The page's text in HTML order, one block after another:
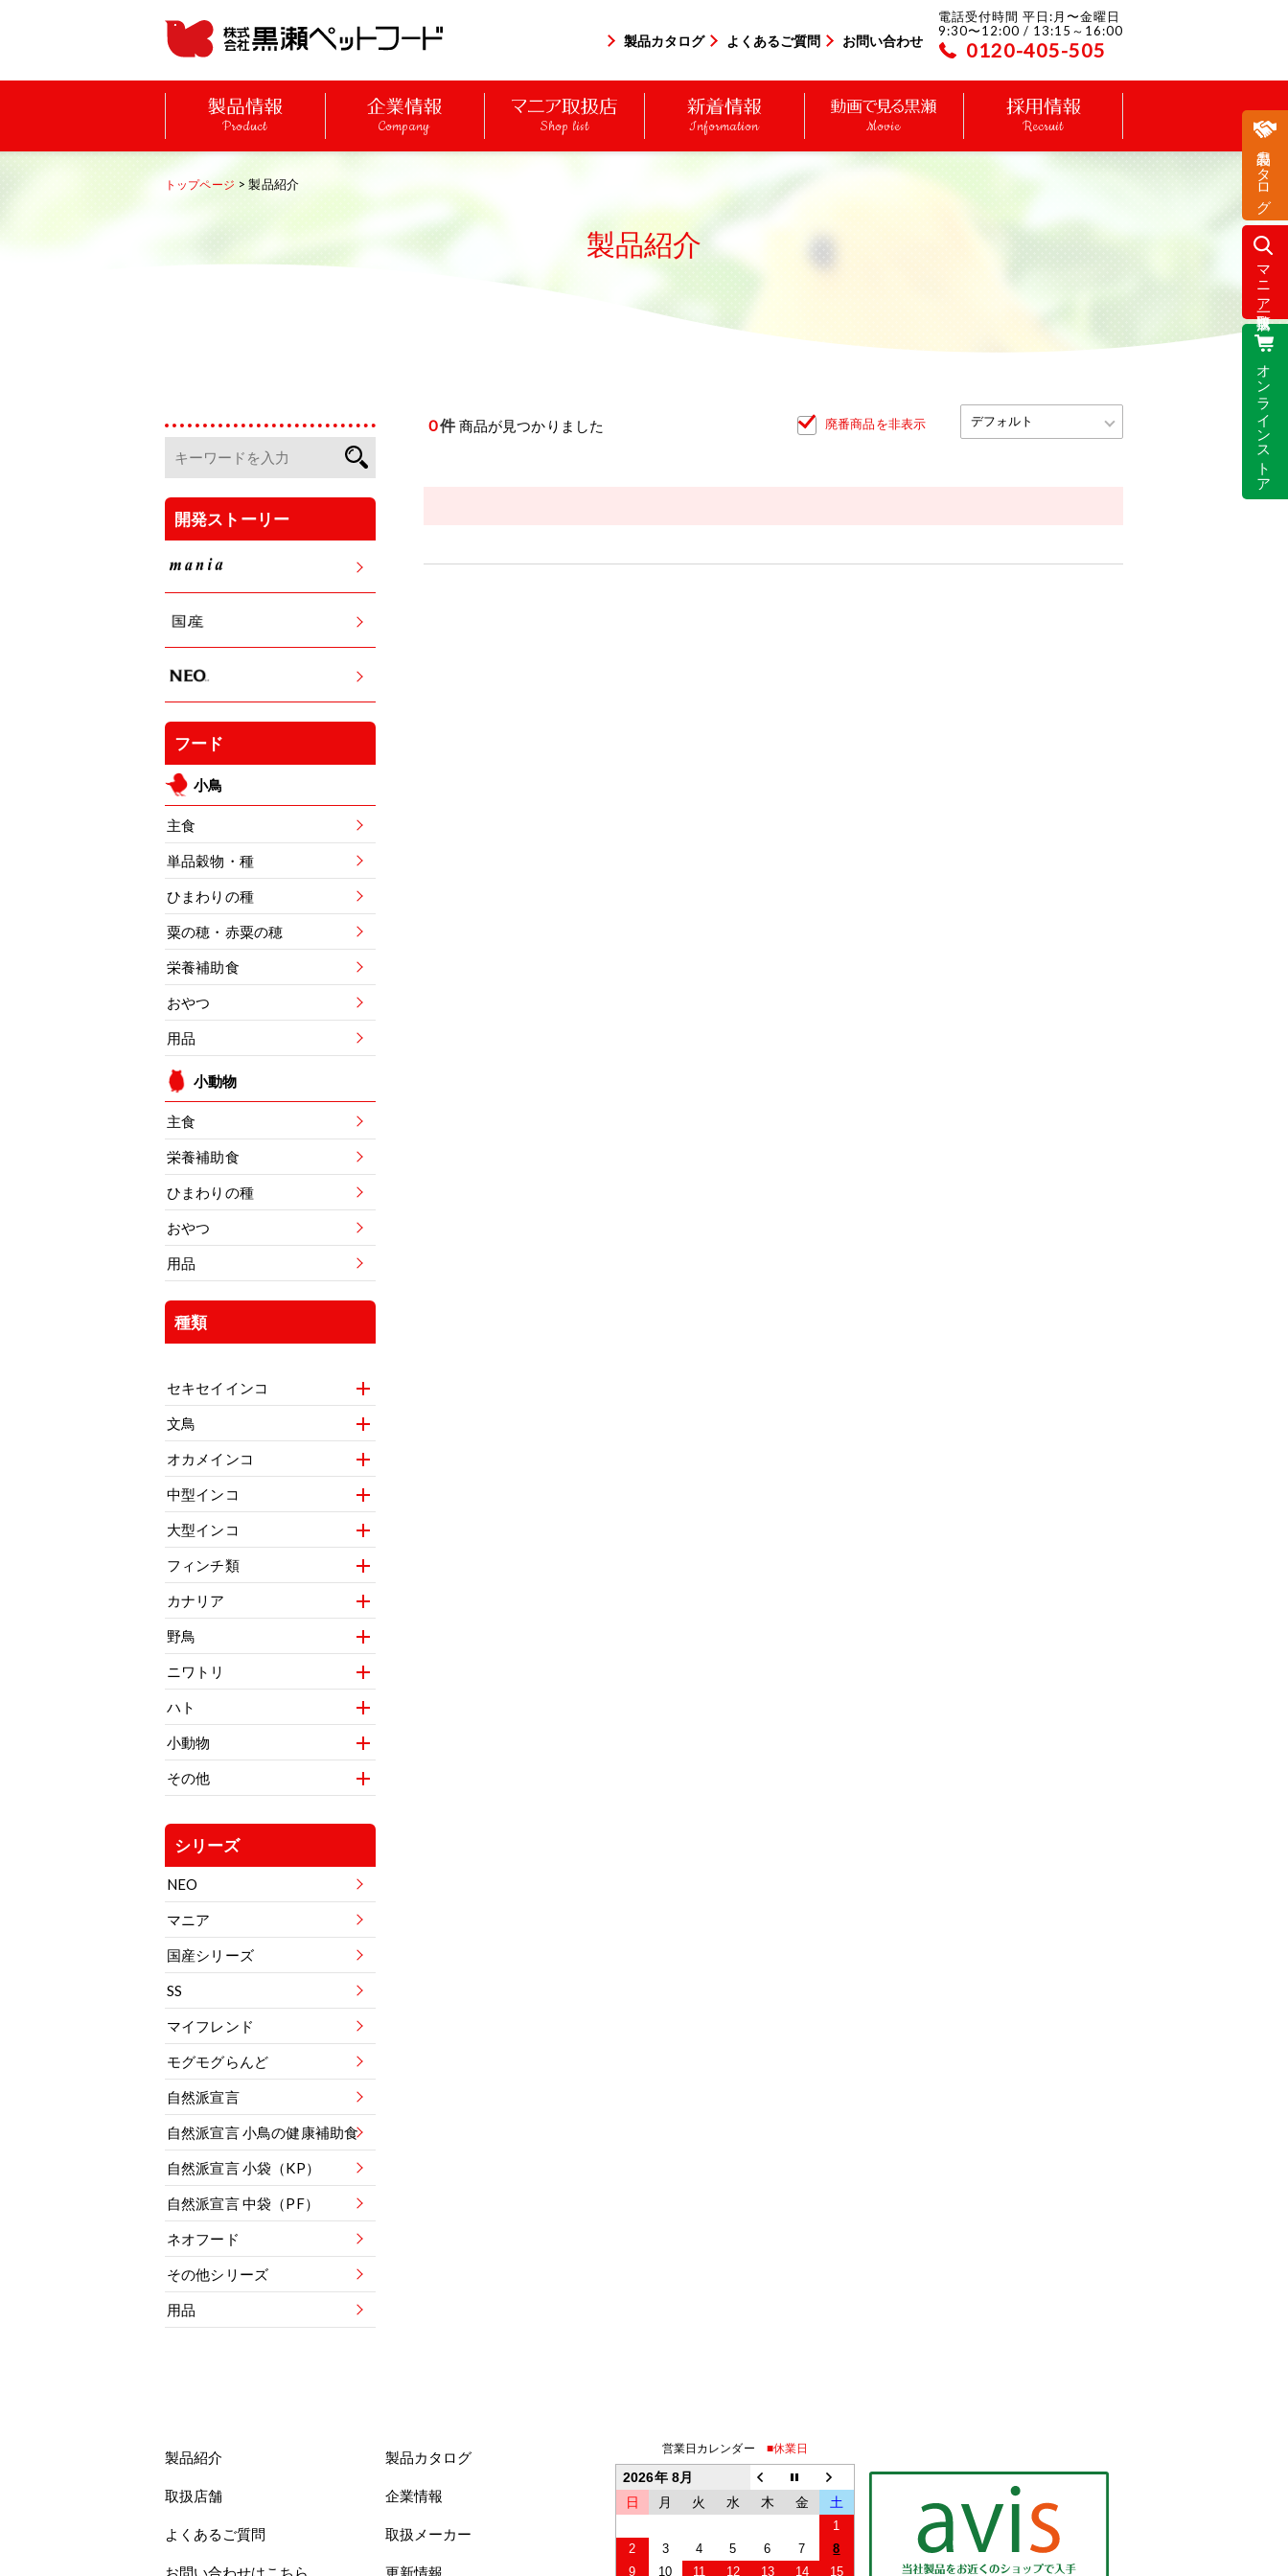
製品カタログ よくあるご質問 お問い合わせ
電話受付時間 平日:月〜金曜日
9:30〜12:00 / 13:15～16:00
0120-405-505
Product Company Shop list Information Movie Recruit
製品カタログ
マニア取扱店一覧
オンラインストア
トップページ > 製品紹介
製品紹介
0件商品が見つかりました 廃番商品を非表示
開発ストーリー
フード
小鳥
主食
単品穀物・種
ひまわりの種
粟の穂・赤粟の穂
栄養補助食
おやつ
用品
小動物
主食
栄養補助食
ひまわりの種
おやつ
用品
種類
セキセイインコ
文鳥
オカメインコ
中型インコ
大型インコ
フィンチ類
カナリア
野鳥
ニワトリ
ハト
小動物
その他
シリーズ
NEO
マニア
国産シリーズ
SS
マイフレンド
モグモグらんど
自然派宣言
自然派宣言 小鳥の健康補助食
自然派宣言 小袋（KP）
自然派宣言 中袋（PF）
ネオフード
その他シリーズ
用品
製品紹介
取扱店舗
よくあるご質問
お問い合わせはこちら
製品カタログ
企業情報
取扱メーカー
更新情報
営業日カレンダー ■休業日
2026年 8月
日
月 火 水 木 金 土
1
2
3 4 5 6 7
8
9
10 11 12 13 14 15